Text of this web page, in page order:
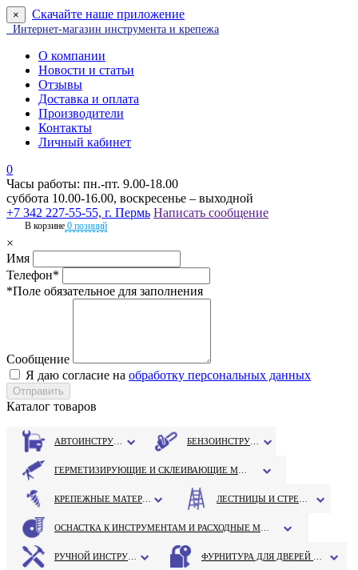
× Скачайте наше приложение
Интернет-магазин инструмента и крепежа
О компании
Новости и статьи
Отзывы
Доставка и оплата
Производители
Контакты
Личный кабинет
0
Часы работы: пн.-пт. 9.00-18.00
суббота 10.00-16.00, воскресенье – выходной
+7 342 227-55-55, г. Пермь Написать сообщение
В корзине 0 позиций
×
Имя
Телефон*
*Поле обязательное для заполнения
Сообщение
Я даю согласие на обработку персональных данных
Каталог товаров